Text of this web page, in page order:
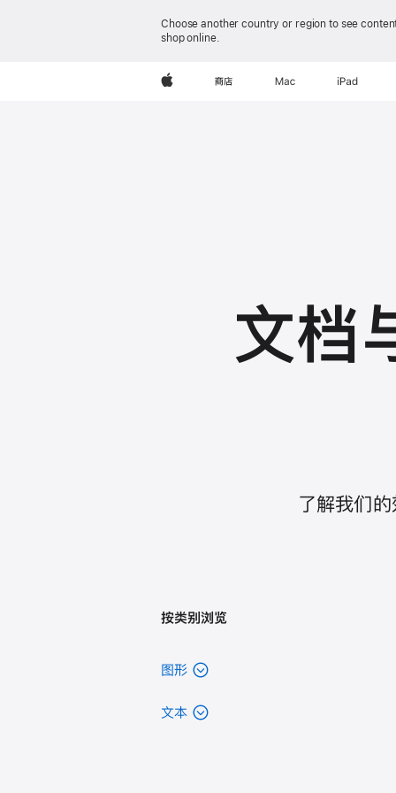
Choose another country or region to see
shop online.
Apple 商店 Mac iPad
文档
了解我们
按类别浏览
图形
文本